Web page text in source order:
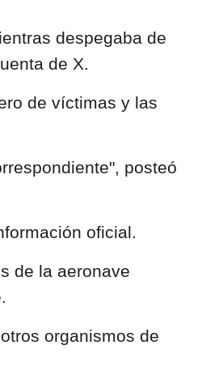
despegaba de
de X.
de víctimas y las
posteó
oficial.
de la aeronave
organismos de